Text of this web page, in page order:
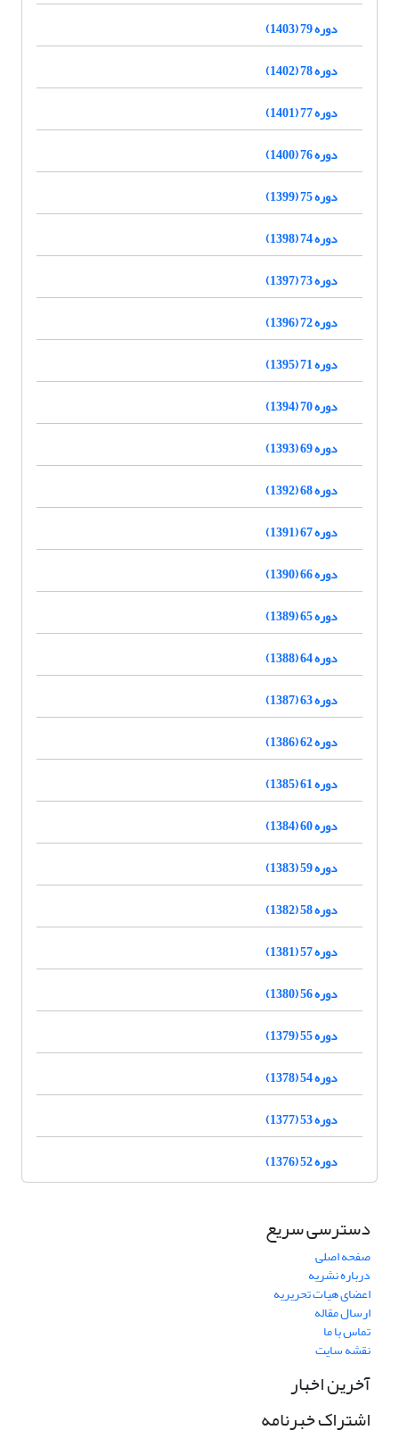
دوره 79 (1403)
دوره 78 (1402)
دوره 77 (1401)
دوره 76 (1400)
دوره 75 (1399)
دوره 74 (1398)
دوره 73 (1397)
دوره 72 (1396)
دوره 71 (1395)
دوره 70 (1394)
دوره 69 (1393)
دوره 68 (1392)
دوره 67 (1391)
دوره 66 (1390)
دوره 65 (1389)
دوره 64 (1388)
دوره 63 (1387)
دوره 62 (1386)
دوره 61 (1385)
دوره 60 (1384)
دوره 59 (1383)
دوره 58 (1382)
دوره 57 (1381)
دوره 56 (1380)
دوره 55 (1379)
دوره 54 (1378)
دوره 53 (1377)
دوره 52 (1376)
دسترسی سریع
صفحه اصلی
درباره نشریه
اعضای هیات تحریریه
ارسال مقاله
تماس با ما
نقشه سایت
آخرین اخبار
اشتراک خبرنامه